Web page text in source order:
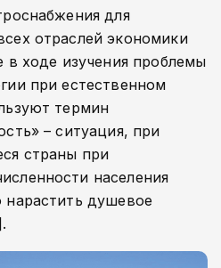
для
отраслей экономики
ходе изучения проблемы
при естественном
термин
– ситуация, при
страны при
населения
нарастить душевое